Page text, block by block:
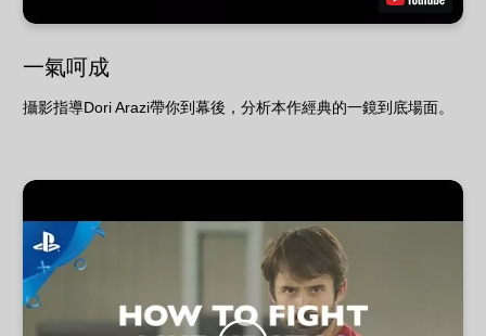
一氣呵成
攝影指導Dori Arazi帶你到幕後，分析本作經典的一鏡到底場面。